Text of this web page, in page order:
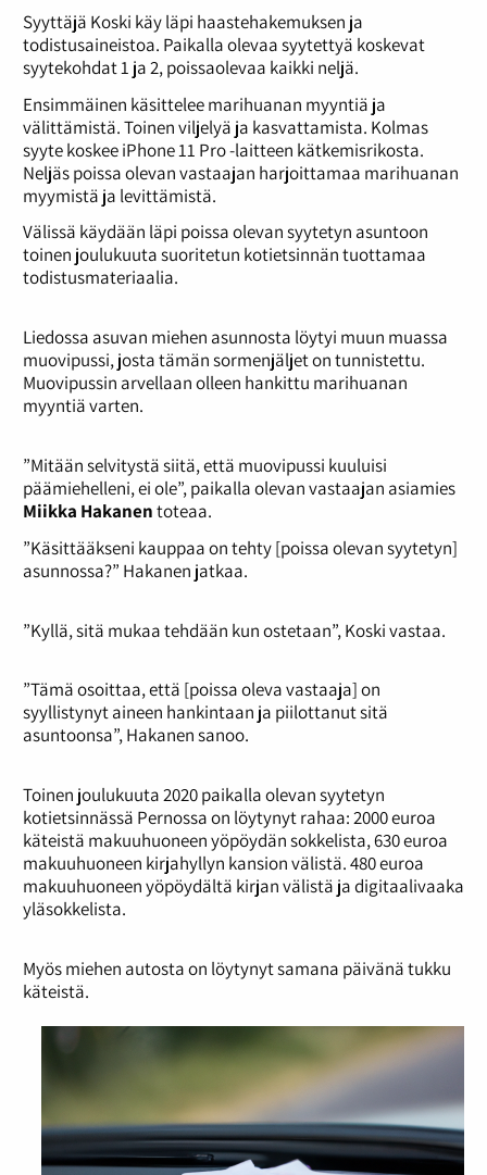
Syyttäjä Koski käy läpi haastehakemuksen ja
todistusaineistoa. Paikalla olevaa syytettyä koskevat
syytekohdat 1 ja 2, poissaolevaa kaikki neljä.
Ensimmäinen käsittelee marihuanan myyntiä ja
välittämistä. Toinen viljelyä ja kasvattamista. Kolmas
syyte koskee iPhone 11 Pro -laitteen kätkemisrikosta.
Neljäs poissa olevan vastaajan harjoittamaa marihuanan
myymistä ja levittämistä.
Välissä käydään läpi poissa olevan syytetyn asuntoon
toinen joulukuuta suoritetun kotietsinnän tuottamaa
todistusmateriaalia.
Liedossa asuvan miehen asunnosta löytyi muun muassa
muovipussi, josta tämän sormenjäljet on tunnistettu.
Muovipussin arvellaan olleen hankittu marihuanan
myyntiä varten.
”Mitään selvitystä siitä, että muovipussi kuuluisi
päämiehelleni, ei ole”, paikalla olevan vastaajan asiamies
Miikka Hakanentoteaa.
”Käsittääkseni kauppaa on tehty [poissa olevan syytetyn]
asunnossa?” Hakanen jatkaa.
”Kyllä, sitä mukaa tehdään kun ostetaan”, Koski vastaa.
”Tämä osoittaa, että [poissa oleva vastaaja] on
syyllistynyt aineen hankintaan ja piilottanut sitä
asuntoonsa”, Hakanen sanoo.
Toinen joulukuuta 2020 paikalla olevan syytetyn
kotietsinnässä Pernossa on löytynyt rahaa: 2000 euroa
käteistä makuuhuoneen yöpöydän sokkelista, 630 euroa
makuuhuoneen kirjahyllyn kansion välistä. 480 euroa
makuuhuoneen yöpöydältä kirjan välistä ja digitaalivaaka
yläsokkelista.
Myös miehen autosta on löytynyt samana päivänä tukku
käteistä.